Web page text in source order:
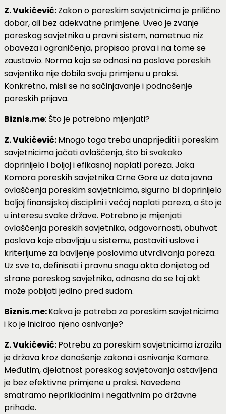
Z. Vukićević:Zakon o poreskim savjetnicima je prilično
dobar, ali bez adekvatne primjene. Uveo je zvanje
poreskog savjetnika u pravni sistem, nametnuo niz
obaveza i ograničenja, propisao prava i na tome se
zaustavio. Norma koja se odnosi na poslove poreskih
savjentika nije dobila svoju primjenu u praksi.
Konkretno, misli se na sačinjavanje i podnošenje
poreskih prijava.
Biznis.me: Što je potrebno mijenjati?
Z. Vukićević:Mnogo toga treba unaprijediti i poreskim
savjetnicima jačati ovlašćenja, što bi svakako
doprinijelo i boljoj i efikasnoj naplati poreza. Jaka
Komora poreskih savjetnika Crne Gore uz data javna
ovlašćenja poreskim savjetnicima, sigurno bi doprinijelo
boljoj finansijskoj disciplini i većoj naplati poreza, a što je
u interesu svake države. Potrebno je mijenjati
ovlaščenja poreskih savjetnika, odgovornosti, obuhvat
poslova koje obavljaju u sistemu, postaviti uslove i
kriterijume za bavljenje poslovima utvrđivanja poreza.
Uz sve to, definisati i pravnu snagu akta donijetog od
strane poreskog savjetnika, odnosno da se taj akt
može pobijati jedino pred sudom.
Biznis.me:Kakva je potreba za poreskim savjetnicima
i ko je inicirao njeno osnivanje?
Z. Vukićević:Potrebu za poreskim savjetnicima izrazila
je država kroz donošenje zakona i osnivanje Komore.
Međutim, djelatnost poreskog savjetovanja ostavljena
je bez efektivne primjene u praksi. Navedeno
smatramo neprikladnim i negativnim po državne
prihode.